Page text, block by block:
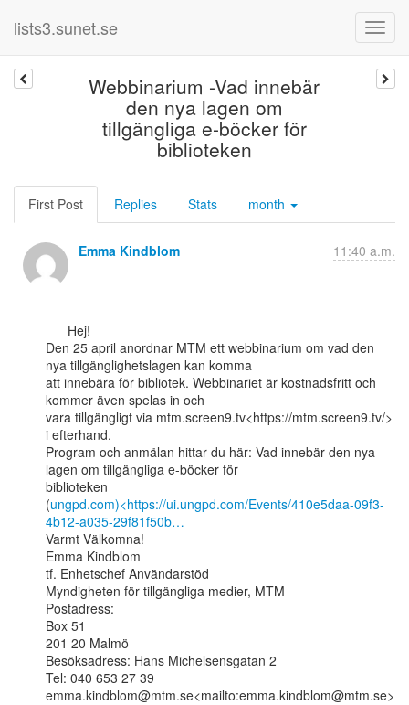
lists3.sunet.se
Webbinarium -Vad innebär
den nya lagen om
tillgängliga e-böcker för
biblioteken
First Post Replies Stats month
Emma Kindblom 11:40 a.m.
Den 25 april anordnar MTM ett webbinarium om vad den
nya tillgänglighetslagen kan komma
att innebära för bibliotek. Webbinariet är kostnadsfritt och
kommer även spelas in och
vara tillgängligt via mtm.screen9.tv<https://mtm.screen9.tv/>
i efterhand.
Program och anmälan hittar du här: Vad innebär den nya
lagen om tillgängliga e-böcker för
biblioteken
(ungpd.com)<https://ui.ungpd.com/Events/410e5daa-09f3-
4b12-a035-29f81f50b…
Varmt Välkomna!
Emma Kindblom
tf. Enhetschef Användarstöd
Myndigheten för tillgängliga medier, MTM
Postadress:
Box 51
201 20 Malmö
Besöksadress: Hans Michelsensgatan 2
Tel: 040 653 27 39
emma.kindblom@mtm.se<mailto:emma.kindblom@mtm.se>